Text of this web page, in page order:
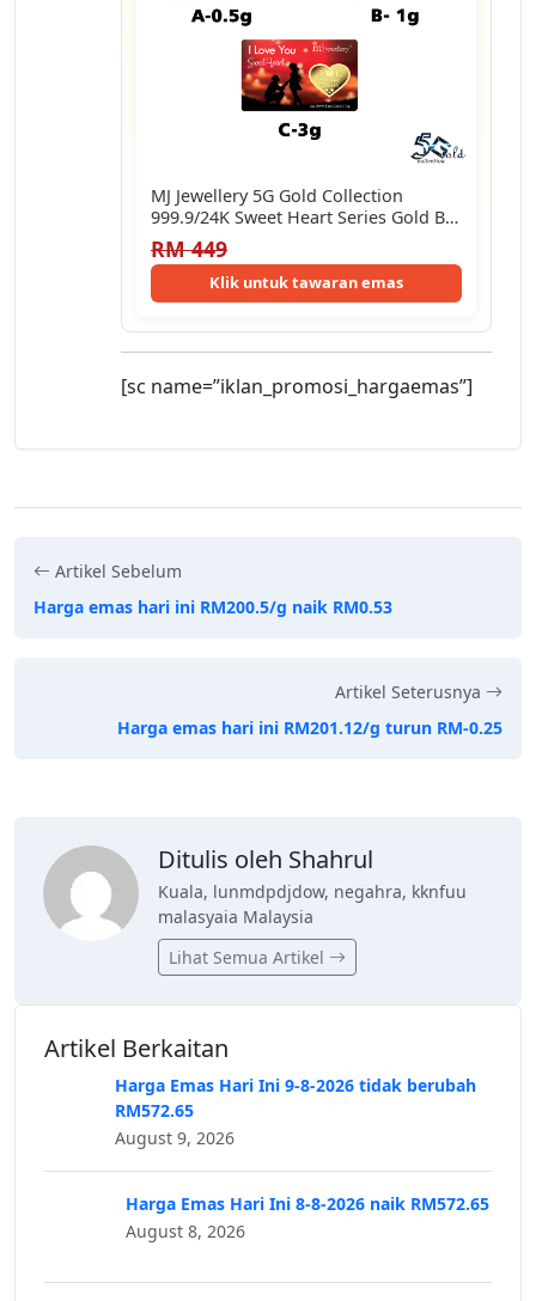
MJ Jewellery 5G Gold Collection
999.9/24K Sweet Heart Series Gold Bar
F41…
RM 449
Klik untuk tawaran emas
[sc name=”iklan_promosi_hargaemas”]
Artikel Sebelum
Harga emas hari ini RM200.5/g naik RM0.53
Artikel Seterusnya
Harga emas hari ini RM201.12/g turun RM-0.25
Ditulis oleh Shahrul
Kuala, lunmdpdjdow, negahra, kknfuu
malasyaia Malaysia
Lihat Semua Artikel
Artikel Berkaitan
Harga Emas Hari Ini 9-8-2026 tidak berubah
RM572.65
August 9, 2026
Harga Emas Hari Ini 8-8-2026 naik RM572.65
August 8, 2026